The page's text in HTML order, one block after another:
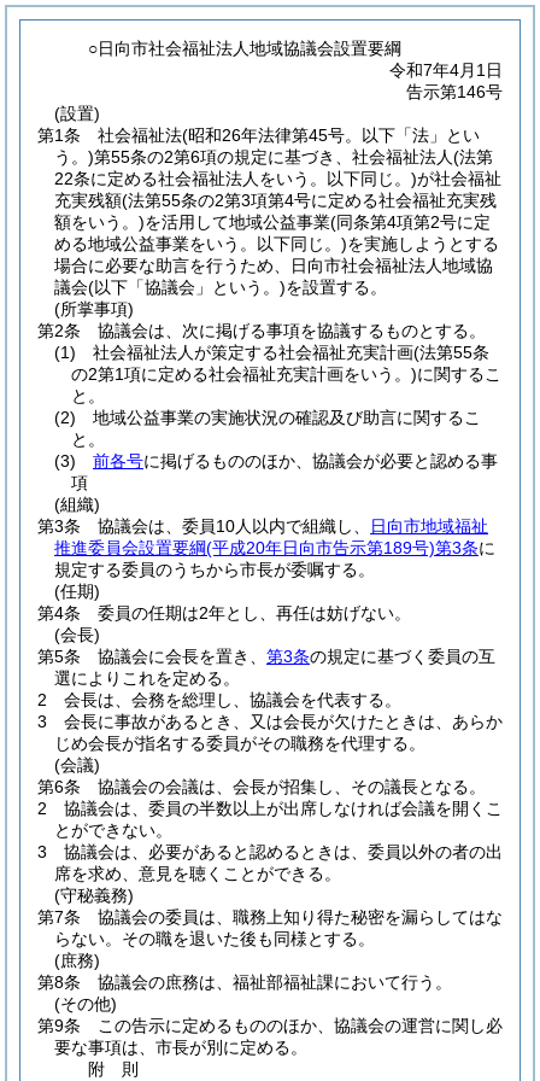
○日向市社会福祉法人地域協議会設置要綱
令和7年4月1日
告示第146号
(設置)
第1条
社会福祉法(昭和26年法律第45号。以下「法」とい
う。)第55条の2第6項の規定に基づき、社会福祉法人(法第
22条に定める社会福祉法人をいう。以下同じ。)が社会福祉
充実残額(法第55条の2第3項第4号に定める社会福祉充実残
額をいう。)を活用して地域公益事業(同条第4項第2号に定
める地域公益事業をいう。以下同じ。)を実施しようとする
場合に必要な助言を行うため、日向市社会福祉法人地域協
議会(以下「協議会」という。)を設置する。
(所掌事項)
第2条
協議会は、次に掲げる事項を協議するものとする。
(1)
社会福祉法人が策定する社会福祉充実計画(法第55条
の2第1項に定める社会福祉充実計画をいう。)に関するこ
と。
(2)
地域公益事業の実施状況の確認及び助言に関するこ
と。
(3)
前各号に掲げるもののほか、協議会が必要と認める事
項
(組織)
第3条
協議会は、委員10人以内で組織し、
日向市地域福祉
推進委員会設置要綱(平成20年日向市告示第189号)第3条に
規定する委員のうちから市長が委嘱する。
(任期)
第4条
委員の任期は2年とし、再任は妨げない。
(会長)
第5条
協議会に会長を置き、 第3条の規定に基づく委員の互
選によりこれを定める。
2
会長は、会務を総理し、協議会を代表する。
3
会長に事故があるとき、又は会長が欠けたときは、あらか
じめ会長が指名する委員がその職務を代理する。
(会議)
第6条
協議会の会議は、会長が招集し、その議長となる。
2
協議会は、委員の半数以上が出席しなければ会議を開くこ
とができない。
3
協議会は、必要があると認めるときは、委員以外の者の出
席を求め、意見を聴くことができる。
(守秘義務)
第7条
協議会の委員は、職務上知り得た秘密を漏らしてはな
らない。 その職を退いた後も同様とする。
(庶務)
第8条
協議会の庶務は、福祉部福祉課において行う。
(その他)
第9条
この告示に定めるもののほか、協議会の運営に関し必
要な事項は、市長が別に定める。
附 則